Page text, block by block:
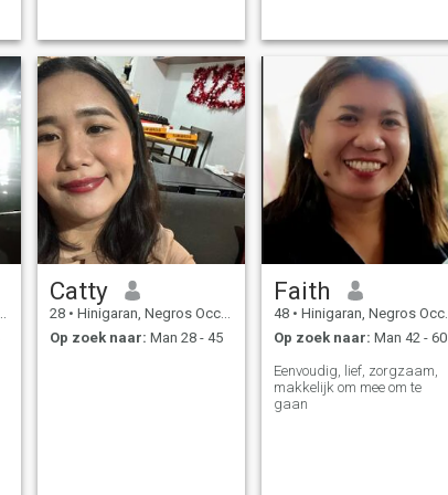
Catty
28 • Hinigaran, Negros Occidental, Filipijnen
Op zoek naar: Man 28 - 45
Faith
48 • Hinigaran, Negros Occidental, Filipijnen
Op zoek naar: Man 42 - 60
Eenvoudig, lief, zorgzaam,
makkelijk om mee om te
gaan